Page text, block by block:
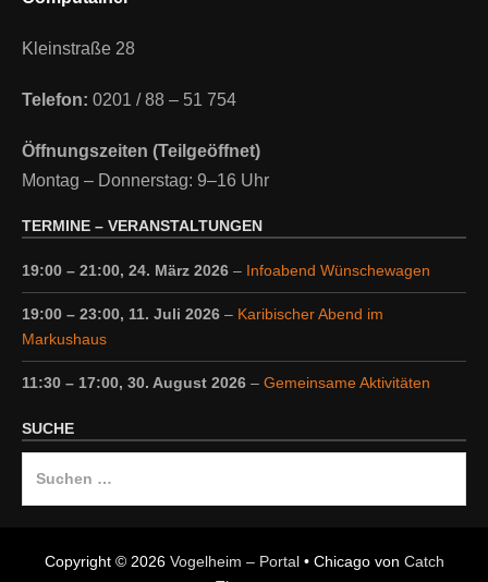
Kleinstraße 28
Telefon: 0201 / 88 – 51 754
Öffnungszeiten (Teilgeöffnet)
Montag – Donnerstag: 9–16 Uhr
TERMINE – VERANSTALTUNGEN
19:00 – 21:00, 24. März 2026 – Infoabend Wünschewagen
19:00 – 23:00, 11. Juli 2026 – Karibischer Abend im
Markushaus
11:30 – 17:00, 30. August 2026 – Gemeinsame Aktivitäten
SUCHE
Copyright © 2026 Vogelheim – Portal• Chicago von Catch